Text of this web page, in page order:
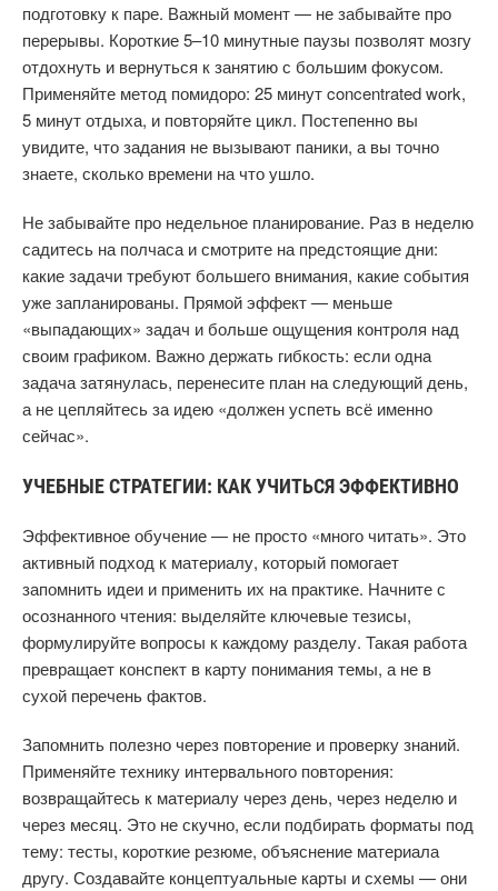
подготовку к паре. Важный момент — не забывайте про
перерывы. Короткие 5–10 минутные паузы позволят мозгу
отдохнуть и вернуться к занятию с большим фокусом.
Применяйте метод помидоро: 25 минут concentrated work,
5 минут отдыха, и повторяйте цикл. Постепенно вы
увидите, что задания не вызывают паники, а вы точно
знаете, сколько времени на что ушло.
Не забывайте про недельное планирование. Раз в неделю
садитесь на полчаса и смотрите на предстоящие дни:
какие задачи требуют большего внимания, какие события
уже запланированы. Прямой эффект — меньше
«выпадающих» задач и больше ощущения контроля над
своим графиком. Важно держать гибкость: если одна
задача затянулась, перенесите план на следующий день,
а не цепляйтесь за идею «должен успеть всё именно
сейчас».
УЧЕБНЫЕ СТРАТЕГИИ: КАК УЧИТЬСЯ ЭФФЕКТИВНО
Эффективное обучение — не просто «много читать». Это
активный подход к материалу, который помогает
запомнить идеи и применить их на практике. Начните с
осознанного чтения: выделяйте ключевые тезисы,
формулируйте вопросы к каждому разделу. Такая работа
превращает конспект в карту понимания темы, а не в
сухой перечень фактов.
Запомнить полезно через повторение и проверку знаний.
Применяйте технику интервального повторения:
возвращайтесь к материалу через день, через неделю и
через месяц. Это не скучно, если подбирать форматы под
тему: тесты, короткие резюме, объяснение материала
другу. Создавайте концептуальные карты и схемы — они